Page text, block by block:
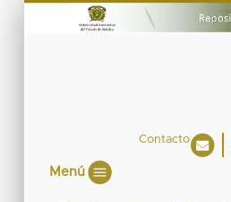
Contacto
Menú